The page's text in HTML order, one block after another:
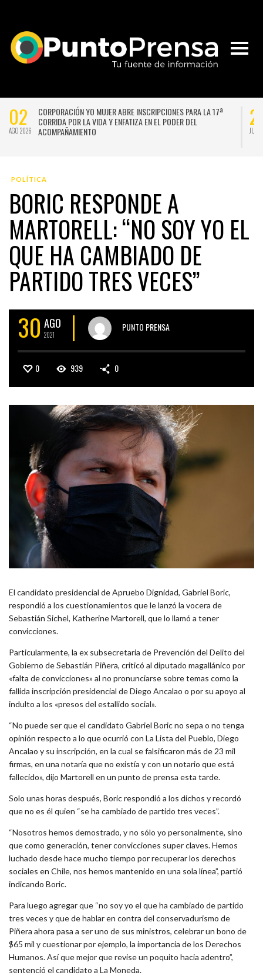
02
AGO 2026
CORPORACIÓN YO MUJER ABRE INSCRIPCIONES PARA LA 17ª
CORRIDA POR LA VIDA Y ENFATIZA EN EL PODER DEL
ACOMPAÑAMIENTO
JUL
POLÍTICA
BORIC RESPONDE A
MARTORELL: “NO SOY YO EL
QUE HA CAMBIADO DE
PARTIDO TRES VECES”
30 AGO
2021
PUNTO PRENSA
0 939 0
El candidato presidencial de Apruebo Dignidad, Gabriel Boric,
respondió a los cuestionamientos que le lanzó la vocera de
Sebastián Sichel, Katherine Martorell, que lo llamó a tener
convicciones.
Particularmente, la ex subsecretaria de Prevención del Delito del
Gobierno de Sebastián Piñera, criticó al diputado magallánico por
«falta de convicciones» al no pronunciarse sobre temas como la
fallida inscripción presidencial de Diego Ancalao o por su apoyo al
indulto a los «presos del estallido social».
“No puede ser que el candidato Gabriel Boric no sepa o no tenga
opinión respecto a lo que ocurrió con La Lista del Pueblo, Diego
Ancalao y su inscripción, en la cual se falsificaron más de 23 mil
firmas, en una notaría que no existía y con un notario que está
fallecido», dijo Martorell en un punto de prensa esta tarde.
Solo unas horas después, Boric respondió a los dichos y recordó
que no es él quien “se ha cambiado de partido tres veces”.
“Nosotros hemos demostrado, y no sólo yo personalmente, sino
que como generación, tener convicciones super claves. Hemos
luchado desde hace mucho tiempo por recuperar los derechos
sociales en Chile, nos hemos mantenido en una sola línea”, partió
indicando Boric.
Para luego agregar que “no soy yo el que ha cambiado de partido
tres veces y que de hablar en contra del conservadurismo de
Piñera ahora pasa a ser uno de sus ministros, celebrar un bono de
$65 mil y cuestionar por ejemplo, la importancia de los Derechos
Humanos. Así que mejor que revise un poquito hacia adentro”,
sentenció el candidato a La Moneda.